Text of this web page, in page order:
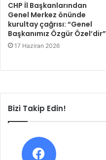
CHP İl Başkanlarından
Genel Merkez önünde
kurultay çağrısı: “Genel
Başkanımız Özgür Özel’dir”
17 Haziran 2026
Bizi Takip Edin!